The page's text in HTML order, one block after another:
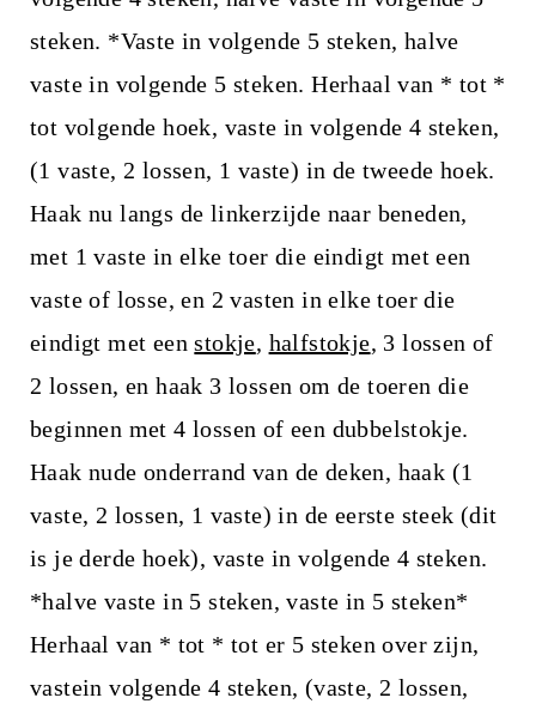
steken. *Vaste in volgende 5 steken, halve
vaste in volgende 5 steken. Herhaal van * tot *
tot volgende hoek, vaste in volgende 4 steken,
(1 vaste, 2 lossen, 1 vaste) in de tweede hoek.
Haak nu langs de linkerzijde naar beneden,
met 1 vaste in elke toer die eindigt met een
vaste of losse, en 2 vasten in elke toer die
eindigt met eenstokje, halfstokje, 3 lossen of
2 lossen, en haak 3 lossen om de toeren die
beginnen met 4 lossen of een dubbelstokje.
Haak nude onderrand van de deken, haak (1
vaste, 2 lossen, 1 vaste) in de eerste steek (dit
is je derde hoek), vaste in volgende 4 steken.
*halve vaste in 5 steken, vaste in 5 steken*
Herhaal van * tot * tot er 5 steken over zijn,
vastein volgende 4 steken, (vaste, 2 lossen,